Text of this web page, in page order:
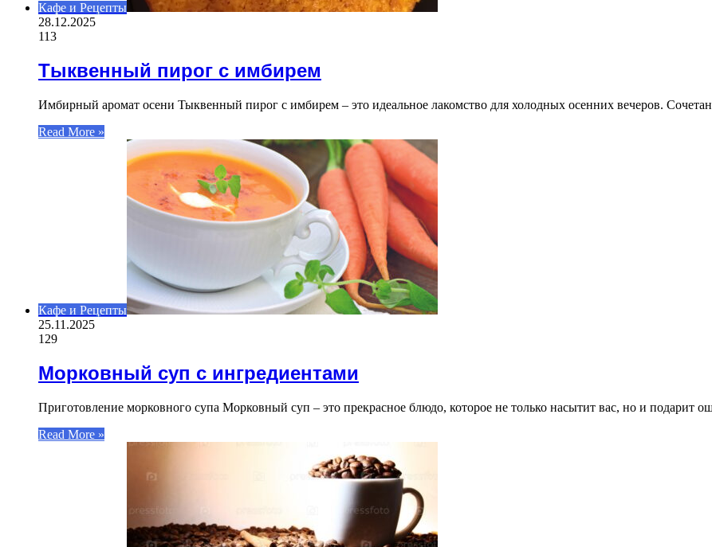
Кафе и Рецепты
28.12.2025
113
Тыквенный пирог с имбирем
Имбирный аромат осени Тыквенный пирог с имбирем – это идеальное лакомство для холодных осенних вечеров.
Read More »
Кафе и Рецепты
25.11.2025
129
Морковный суп с ингредиентами
Приготовление морковного супа Морковный суп – это прекрасное блюдо, которое не только насытит вас, но и подарит
Read More »